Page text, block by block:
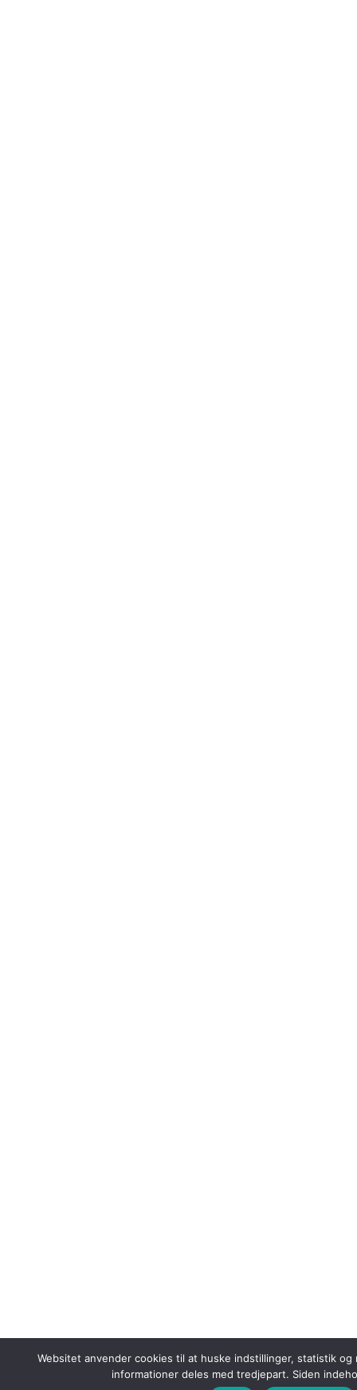
Websitet anvender cookies til at huske indstillinger, statistik og
informationer deles med tredjepart. Siden